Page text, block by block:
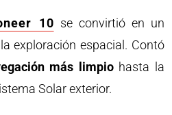
10 se convirtió en un
exploración espacial. Contó
más limpiohasta la
Solar exterior.